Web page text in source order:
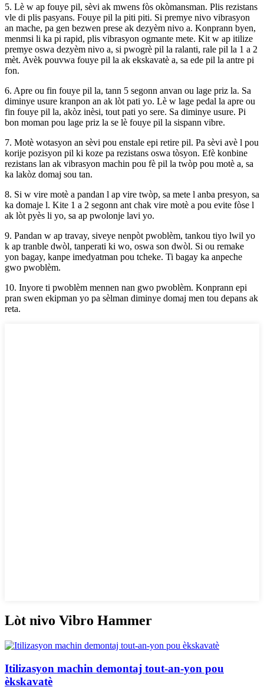
5. Lè w ap fouye pil, sèvi ak mwens fòs okòmansman. Plis rezistans
vle di plis pasyans. Fouye pil la piti piti. Si premye nivo vibrasyon
an mache, pa gen bezwen prese ak dezyèm nivo a. Konprann byen,
menmsi li ka pi rapid, plis vibrasyon ogmante mete. Kit w ap itilize
premye oswa dezyèm nivo a, si pwogrè pil la ralanti, rale pil la 1 a 2
mèt. Avèk pouvwa fouye pil la ak ekskavatè a, sa ede pil la antre pi
fon.
6. Apre ou fin fouye pil la, tann 5 segonn anvan ou lage priz la. Sa
diminye usure kranpon an ak lòt pati yo. Lè w lage pedal la apre ou
fin fouye pil la, akòz inèsi, tout pati yo sere. Sa diminye usure. Pi
bon moman pou lage priz la se lè fouye pil la sispann vibre.
7. Motè wotasyon an sèvi pou enstale epi retire pil. Pa sèvi avè l pou
korije pozisyon pil ki koze pa rezistans oswa tòsyon. Efè konbine
rezistans lan ak vibrasyon machin pou fè pil la twòp pou motè a, sa
ka lakòz domaj sou tan.
8. Si w vire motè a pandan l ap vire twòp, sa mete l anba presyon, sa
ka domaje l. Kite 1 a 2 segonn ant chak vire motè a pou evite fòse l
ak lòt pyès li yo, sa ap pwolonje lavi yo.
9. Pandan w ap travay, siveye nenpòt pwoblèm, tankou tiyo lwil yo
k ap tranble dwòl, tanperati ki wo, oswa son dwòl. Si ou remake
yon bagay, kanpe imedyatman pou tcheke. Ti bagay ka anpeche
gwo pwoblèm.
10. Inyore ti pwoblèm mennen nan gwo pwoblèm. Konprann epi
pran swen ekipman yo pa sèlman diminye domaj men tou depans ak
reta.
Lòt nivo Vibro Hammer
Itilizasyon machin demontaj tout-an-yon pou
èkskavatè